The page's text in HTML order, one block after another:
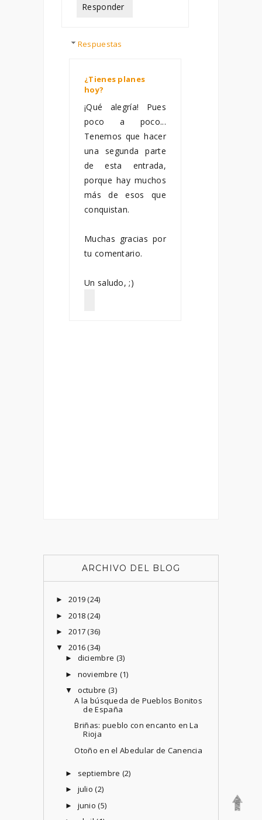
Responder
Respuestas
¿Tienes planes
hoy?
¡Qué alegría! Pues
poco a poco...
Tenemos que hacer
una segunda parte
de esta entrada,
porque hay muchos
más de esos que
conquistan.
Muchas gracias por
tu comentario.
Un saludo, ;)
ARCHIVO DEL BLOG
► 2019(24)
► 2018(24)
► 2017(36)
▼ 2016(34)
► diciembre (3)
► noviembre (1)
▼ octubre (3)
A la búsqueda de Pueblos Bonitos
de España
Briñas: pueblo con encanto en La
Rioja
Otoño en el Abedular de Canencia
► septiembre (2)
► julio(2)
► junio(5)